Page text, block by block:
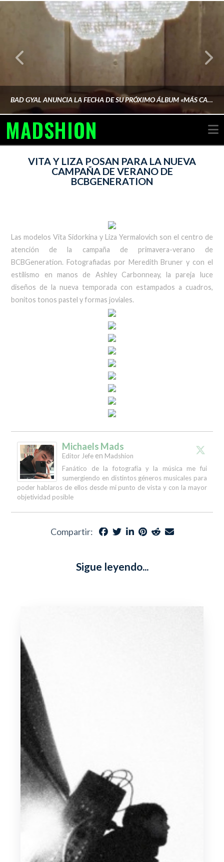
BAD GYAL ANUNCIA LA FECHA DE SU PRÓXIMO ÁLBUM «MÁS CARA»
MADSHION
VITA Y LIZA POSAN PARA LA NUEVA
CAMPAÑA DE VERANO DE
BCBGENERATION
Las modelos Vita Sidorkina y Liza Yermalovich son el centro de
atención de la campaña de primavera-verano de
BCBGeneration. Fotografiadas por Meredith Bruner y con el
estilismo en manos de Ashley Carbonneay, la pareja luce
diseños de la nueva temporada con estampados a cuadros,
bonitos tonos pastel y formas joviales.
Michaels Mads
Editor Jefe en Madshion
Fanático de la fotografía y la música me fui
sumergiendo en distintos géneros musicales para
poder hablaros de ellos desde mi punto de vista y con la mayor
objetividad posible
Compartir:
Sigue leyendo...